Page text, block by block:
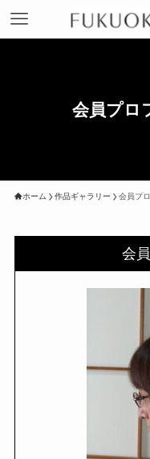
会員プロ
ホーム 作品ギャラリー 会員プ
会